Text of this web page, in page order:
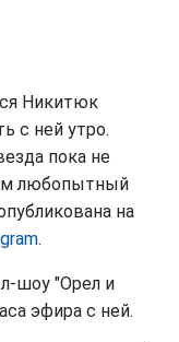
Никитюк
с ней утро.
пока не
любопытный
на
.
шоу "Орел и
эфира с ней.